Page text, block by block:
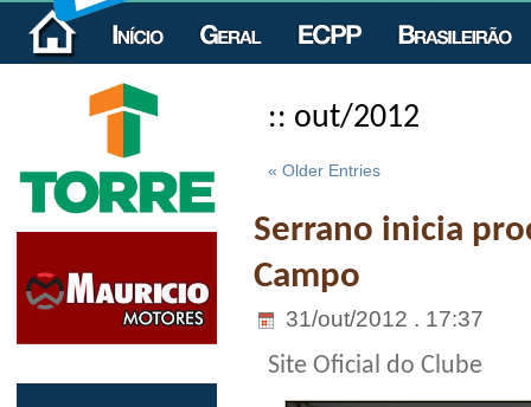
:: out/2012
« Older Entries
Serrano inicia
Campo
31/out/2012 . 17:37
Site Oficial do Clube